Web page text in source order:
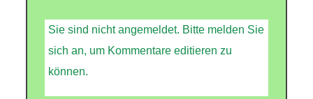
Sie sind nicht angemeldet. Bitte melden Sie
sich an, um Kommentare editieren zu
können.